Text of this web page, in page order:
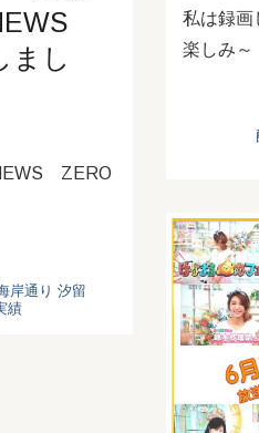
私は録画
楽しみ
し
ZERO
岸通り 汐留
績